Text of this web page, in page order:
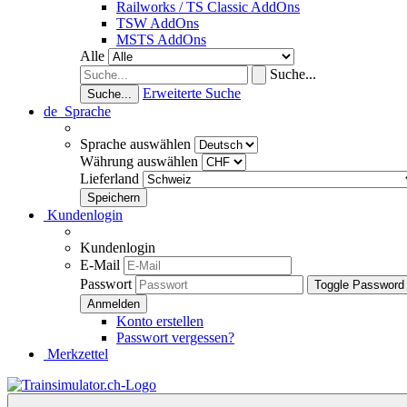
Railworks / TS Classic AddOns
TSW AddOns
MSTS AddOns
Alle
Suche...
Suche...
Erweiterte Suche
de Sprache
Sprache auswählen
Währung auswählen
Lieferland
Kundenlogin
Kundenlogin
E-Mail
Passwort
Toggle
Konto erstellen
Passwort vergessen?
Merkzettel